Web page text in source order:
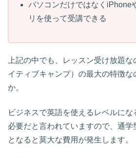
パソコンだけではなくiPhone
リを使って受講できる
上記の中でも、レッスン受け放題
イティブキャンプ）の最大の特徴な
か。
ビジネスで英語を使えるレベルに
必要だと言われていますので、通学
となると莫大な費用が発生します。